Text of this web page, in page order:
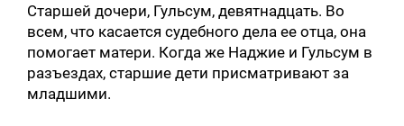
Старшей дочери, Гульсум, девятнадцать. Во
всем, что касается судебного дела ее отца, она
помогает матери. Когда же Наджие и Гульсум в
разъездах, старшие дети присматривают за
младшими.